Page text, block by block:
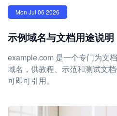
Mon Jul 06 2026
示例域名与文档用途说明
example.com 是一个专门为文
域名，供教程、示范和测试文
可即可引用。